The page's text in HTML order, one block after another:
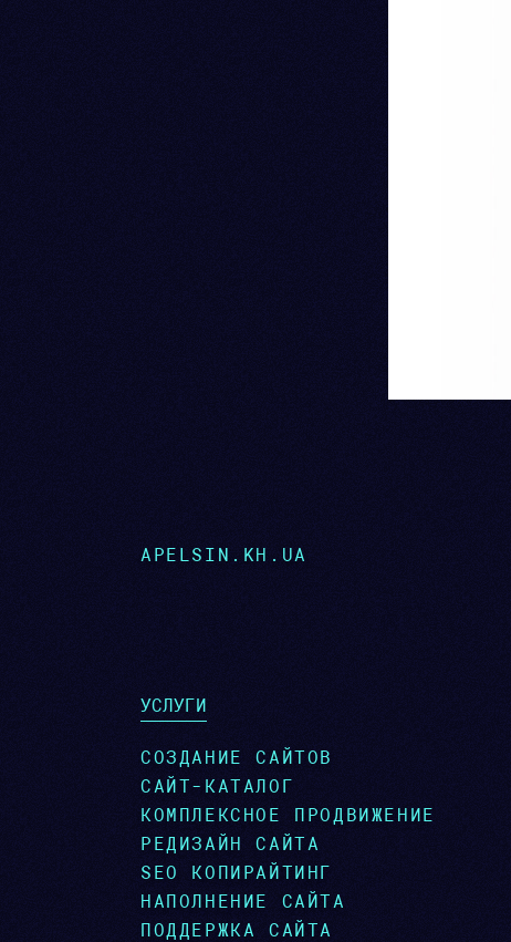
APELSIN.KH.UA
УСЛУГИ
СОЗДАНИЕ САЙТОВ
САЙТ-КАТАЛОГ
КОМПЛЕКСНОЕ ПРОДВИЖЕНИЕ
РЕДИЗАЙН САЙТА
SEO КОПИРАЙТИНГ
НАПОЛНЕНИЕ САЙТА
ПОДДЕРЖКА САЙТА